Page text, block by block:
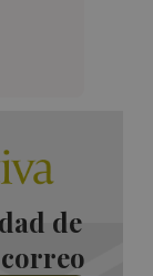
de